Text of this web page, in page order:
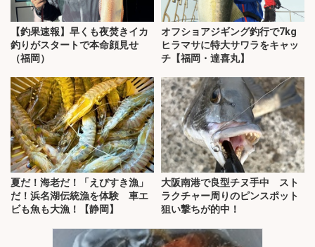
【釣果速報】早くも夜焚きイカ
釣りがスタートで本命顔見せ
（福岡）
オフショアジギング釣行で7kg
ヒラマサに特大サワラをキャッ
チ【福岡・達喜丸】
夏だ！海老だ！「えびすき漁」
だ！浜名湖伝統漁を体験 車エ
ビも魚も大漁！【静岡】
大阪南港で良型チヌ手中 スト
ラクチャー周りのピンスポット
狙い撃ちが的中！